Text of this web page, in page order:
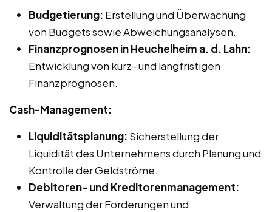
Budgetierung: Erstellung und Überwachung
von Budgets sowie Abweichungsanalysen.
Finanzprognosen in Heuchelheim a. d. Lahn:
Entwicklung von kurz- und langfristigen
Finanzprognosen.
Cash-Management:
Liquiditätsplanung: Sicherstellung der
Liquidität des Unternehmens durch Planung und
Kontrolle der Geldströme.
Debitoren- und Kreditorenmanagement:
Verwaltung der Forderungen und